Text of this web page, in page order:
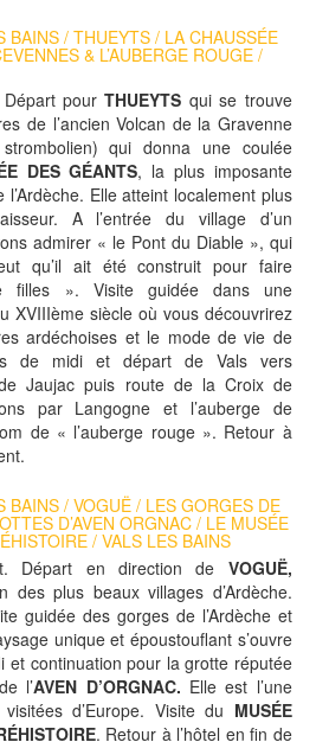
BAINS / THUEYTS / LA CHAUSSÉE
& L’AUBERGE ROUGE /
Départ pourTHUEYTS qui se trouve
de l’ancien Volcan de la Gravenne
qui donna une coulée
DES GÉANTS, la plus imposante
Elle atteint localement plus
A l’entrée du village d’un
admirer « le Pont du Diable », qui
qu’il ait été construit pour faire
filles ». Visite guidée dans une
XVIIIème siècle où vous découvrirez
ardéchoises et le mode de vie de
de midi et départ de Vals vers
Jaujac puis route de la Croix de
par Langogne et l’auberge de
de « l’auberge rouge ». Retour à
BAINS / VOGUË / LES GORGES DE
D’AVEN ORGNAC / LE MUSÉE
/ VALS LES BAINS
Départ en direction de VOGUË,
des plus beaux villages d’Ardèche.
guidée des gorges de l’Ardèche et
unique et époustouflant s’ouvre
et continuation pour la grotte réputée
l’AVEN D’ORGNAC. Elle est l’une
d’Europe. Visite du MUSÉE
. Retour à l’hôtel en fin de